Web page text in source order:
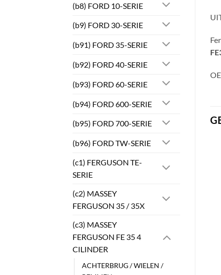
(b8) FORD 10-SERIE
(b9) FORD 30-SERIE
(b91) FORD 35-SERIE
(b92) FORD 40-SERIE
(b93) FORD 60-SERIE
(b94) FORD 600-SERIE
(b95) FORD 700-SERIE
(b96) FORD TW-SERIE
(c1) FERGUSON TE-
SERIE
(c2) MASSEY
FERGUSON 35 / 35X
(c3) MASSEY
FERGUSON FE 35 4
CILINDER
ACHTERBRUG / WIELEN /